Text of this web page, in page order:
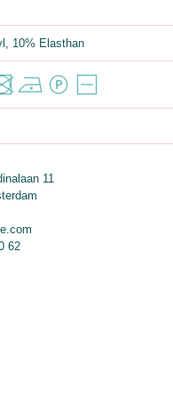
10% Elasthan
11
62